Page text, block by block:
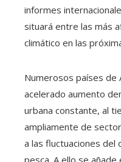
informes
situará entre las más
climático en las
Numerosos países de
acelerado aumento
urbana constante, al
ampliamente de
a las fluctuaciones del
pesca. A ello se